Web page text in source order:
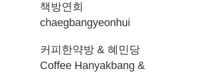
책방연희
chaegbangyeonhui
커피한약방 & 혜민당
Coffee Hanyakbang &